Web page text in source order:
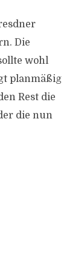
Die
wohl
planmäßig
Rest die
die nun